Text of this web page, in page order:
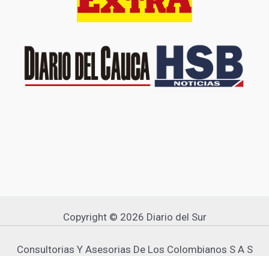
Copyright © 2026 Diario del Sur
Consultorias Y Asesorias De Los Colombianos S A S